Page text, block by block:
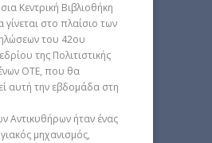
Κεντρική Βιβλιοθήκη
γίνεται στο πλαίσιο των
του 42ου
της Πολιτιστικής
ΟΤΕ, που θα
αυτή την εβδομάδα στη
Αντικυθήρων ήταν ένας
μηχανισμός,